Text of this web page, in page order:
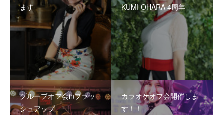
ます
KUMI OHARA 4周年
グループオフ会inブラッ
シュアップ
カラオケオフ会開催しま
す！！